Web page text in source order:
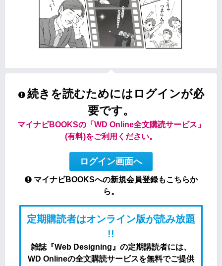
続きを読むためにはログインが必
要です。
マイナビBOOKSの「WD Online全文購読サービス」
(有料)をご利用ください。
ログイン画面へ
マイナビBOOKSへの新規会員登録もこちらか
ら。
定期購読者はオンライン版が読み放題
!!
雑誌『Web Designing』の定期講読者には、
WD Onlineの全文購読サービスを無料でご提供